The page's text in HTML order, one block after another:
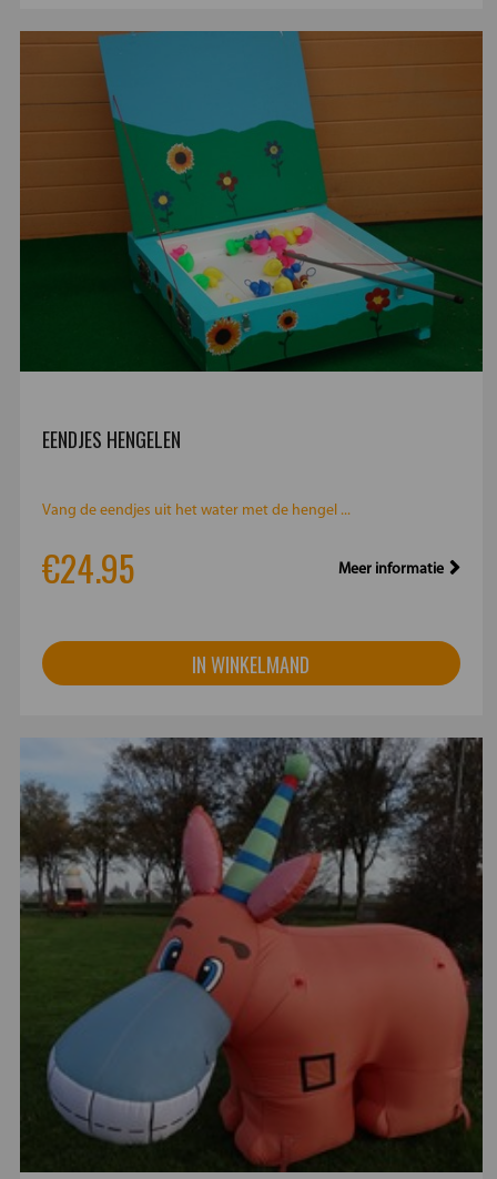
EENDJES HENGELEN
Vang de eendjes uit het water met de hengel ...
€24.95 Meer informatie
IN WINKELMAND